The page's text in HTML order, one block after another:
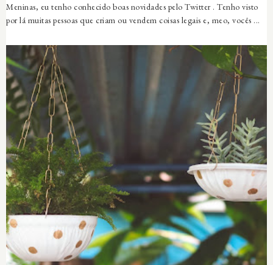
Meninas, eu tenho conhecido boas novidades pelo Twitter . Tenho visto
por lá muitas pessoas que criam ou vendem coisas legais e, meo, vocês ...